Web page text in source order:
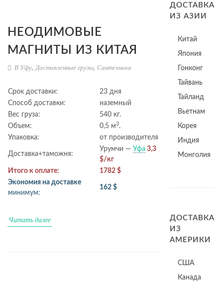
НЕОДИМОВЫЕ
МАГНИТЫ ИЗ КИТАЯ
В Уфу,Доставленные грузы, Сантехника
Срок доставки:
23 дня
Способ доставки:
наземный
Вес груза:
540 кг.
Объем:
0,5 м3.
Упаковка:
от производителя
Доставка+таможня:
Урумчи — Уфа 3,3
$/кг
Итого к оплате:
1782 $
Экономия на доставке
минимум:
162 $
Читать далее
ДОСТАВКА
ИЗ АЗИИ
Китай
Япония
Гонконг
Тайвань
Тайланд
Вьетнам
Корея
Индия
Монголия
ДОСТАВКА
ИЗ
АМЕРИКИ
США
Канада